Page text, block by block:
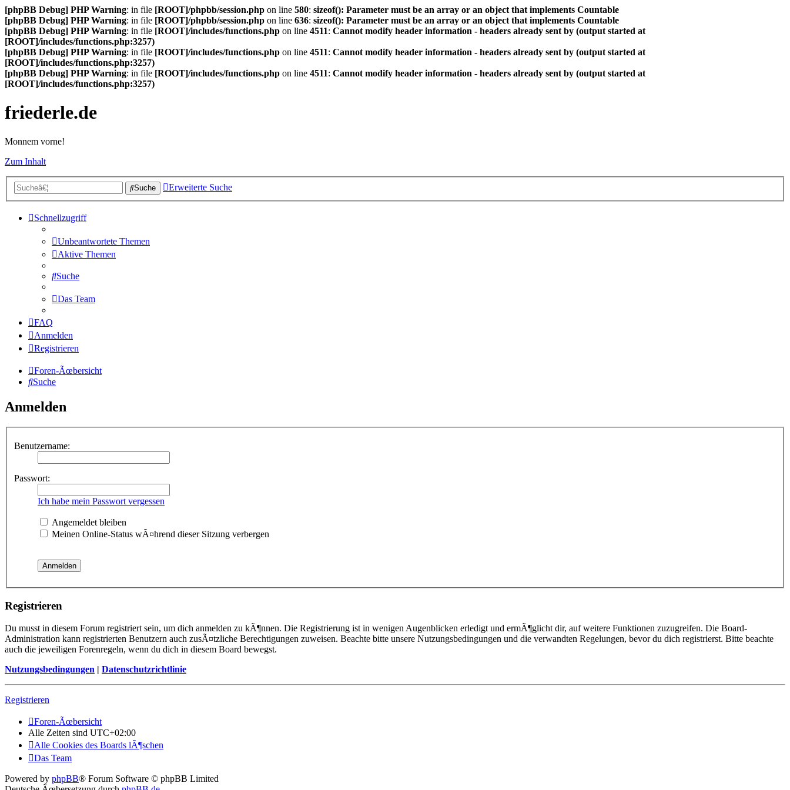
[phpBB Debug] PHP Warning: in file [ROOT]/phpbb/session.php on line 580: sizeof(): Parameter must be an array or an object that implements Countable
[phpBB Debug] PHP Warning: in file [ROOT]/phpbb/session.php on line 636: sizeof(): Parameter must be an array or an object that implements Countable
[phpBB Debug] PHP Warning: in file [ROOT]/includes/functions.php on line 4511: Cannot modify header information - headers already sent by (output started at
[ROOT]/includes/functions.php:3257)
[phpBB Debug] PHP Warning: in file [ROOT]/includes/functions.php on line 4511: Cannot modify header information - headers already sent by (output started at
[ROOT]/includes/functions.php:3257)
[phpBB Debug] PHP Warning: in file [ROOT]/includes/functions.php on line 4511: Cannot modify header information - headers already sent by (output started at
[ROOT]/includes/functions.php:3257)
friederle.de
Monnem vorne!
Zum Inhalt
Suche Erweiterte Suche
Schnellzugriff
Unbeantwortete Themen
Aktive Themen
Suche
Das Team
FAQ
Anmelden
Registrieren
Foren-Ãœbersicht
Suche
Anmelden
Benutzername:
Passwort:
Ich habe mein Passwort vergessen
Angemeldet bleiben
Meinen Online-Status wÃ¤hrend dieser Sitzung verbergen
Registrieren
Du musst in diesem Forum registriert sein, um dich anmelden zu kÃ¶nnen. Die Registrierung ist in wenigen Augenblicken erledigt und ermÃ¶glicht dir, auf weitere Funktionen zuzugreifen. Die Board-
Administration kann registrierten Benutzern auch zusÃ¤tzliche Berechtigungen zuweisen. Beachte bitte unsere Nutzungsbedingungen und die verwandten Regelungen, bevor du dich registrierst. Bitte beachte
auch die jeweiligen Forenregeln, wenn du dich in diesem Board bewegst.
Nutzungsbedingungen | Datenschutzrichtlinie
Registrieren
Foren-Ãœbersicht
Alle Zeiten sind UTC+02:00
Alle Cookies des Boards lÃ¶schen
Das Team
Powered by phpBB® Forum Software © phpBB Limited